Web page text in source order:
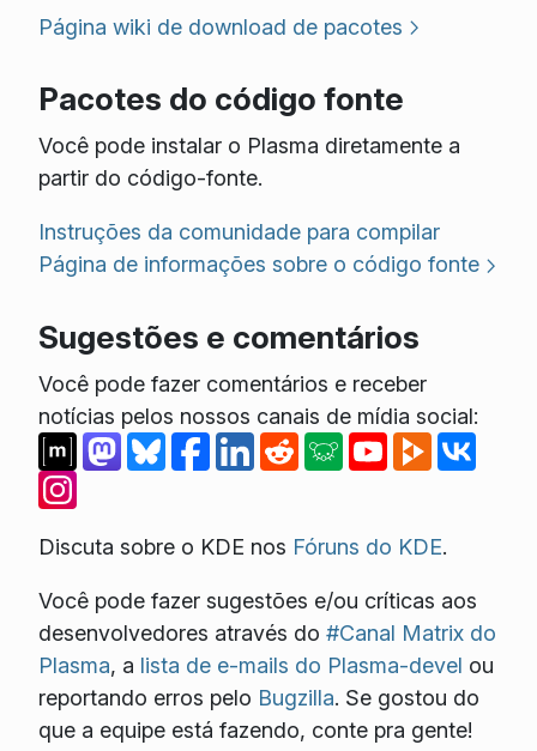
Página wiki de download de pacotes
Pacotes do código fonte
Você pode instalar o Plasma diretamente a
partir do código-fonte.
Instruções da comunidade para compilar
Página de informações sobre o código fonte
Sugestões e comentários
Você pode fazer comentários e receber
notícias pelos nossos canais de mídia social:
Discuta sobre o KDE nos Fóruns do KDE.
Você pode fazer sugestões e/ou críticas aos
desenvolvedores através do #Canal Matrix do
Plasma, a lista de e-mails do Plasma-devel ou
reportando erros pelo Bugzilla. Se gostou do
que a equipe está fazendo, conte pra gente!